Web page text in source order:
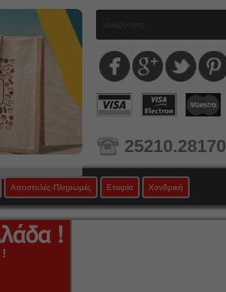
25210.28170
Αποστολές-Πληρωμές Εταιρία Χονδρική
!